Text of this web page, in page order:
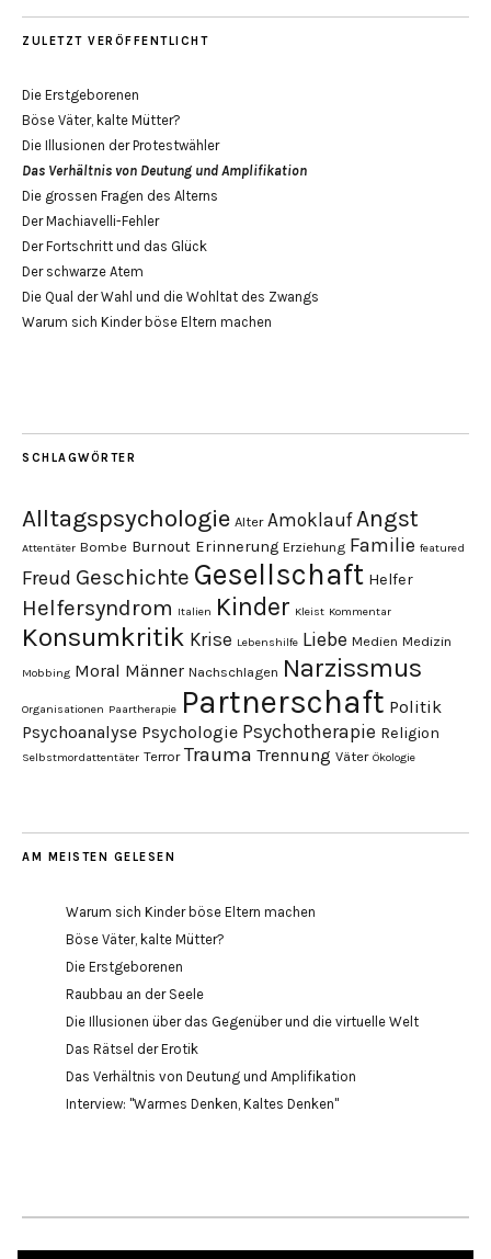
ZULETZT VERÖFFENTLICHT
Die Erstgeborenen
Böse Väter, kalte Mütter?
Die Illusionen der Protestwähler
Das Verhältnis von Deutung und Amplifikation
Die grossen Fragen des Alterns
Der Machiavelli-Fehler
Der Fortschritt und das Glück
Der schwarze Atem
Die Qual der Wahl und die Wohltat des Zwangs
Warum sich Kinder böse Eltern machen
SCHLAGWÖRTER
Alltagspsychologie Alter Amoklauf Angst
Attentäter Bombe Burnout Erinnerung Erziehung Familie featured
Freud Geschichte Gesellschaft Helfer
Helfersyndrom Italien Kinder Kleist Kommentar
Konsumkritik Krise Lebenshilfe Liebe Medien Medizin
Mobbing Moral Männer Nachschlagen Narzissmus
Organisationen Paartherapie Partnerschaft Politik
Psychoanalyse Psychologie Psychotherapie Religion
Selbstmordattentäter Terror Trauma Trennung Väter Ökologie
AM MEISTEN GELESEN
Warum sich Kinder böse Eltern machen
Böse Väter, kalte Mütter?
Die Erstgeborenen
Raubbau an der Seele
Die Illusionen über das Gegenüber und die virtuelle Welt
Das Rätsel der Erotik
Das Verhältnis von Deutung und Amplifikation
Interview: "Warmes Denken, Kaltes Denken"